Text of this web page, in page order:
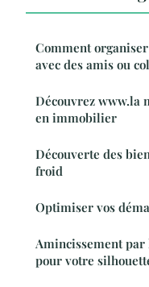
Comment
avec des amis ou
Découvrez www.la
en immobilier
Découverte des
froid
Optimiser vos
Amincissement
pour votre